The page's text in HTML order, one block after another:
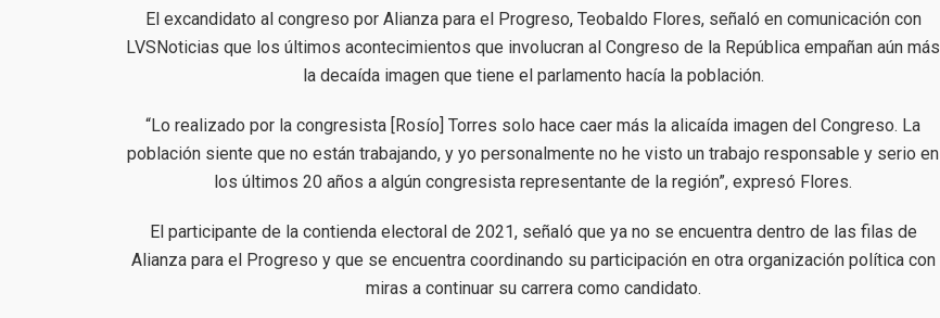
El excandidato al congreso por Alianza para el Progreso, Teobaldo Flores, señaló en comunicación con
LVSNoticias que los últimos acontecimientos que involucran al Congreso de la República empañan aún más
la decaída imagen que tiene el parlamento hacía la población.
“Lo realizado por la congresista [Rosío] Torres solo hace caer más la alicaída imagen del Congreso. La
población siente que no están trabajando, y yo personalmente no he visto un trabajo responsable y serio en
los últimos 20 años a algún congresista representante de la región”, expresó Flores.
El participante de la contienda electoral de 2021, señaló que ya no se encuentra dentro de las filas de
Alianza para el Progreso y que se encuentra coordinando su participación en otra organización política con
miras a continuar su carrera como candidato.